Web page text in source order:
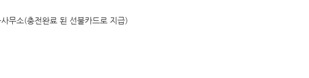
무소(충전완료 된 선불카드로 지급)